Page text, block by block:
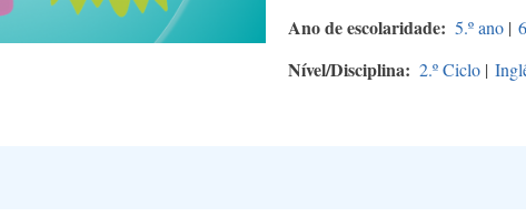
Ano de escolaridade 5.º ano |
Nível/Disciplina 2.º Ciclo |